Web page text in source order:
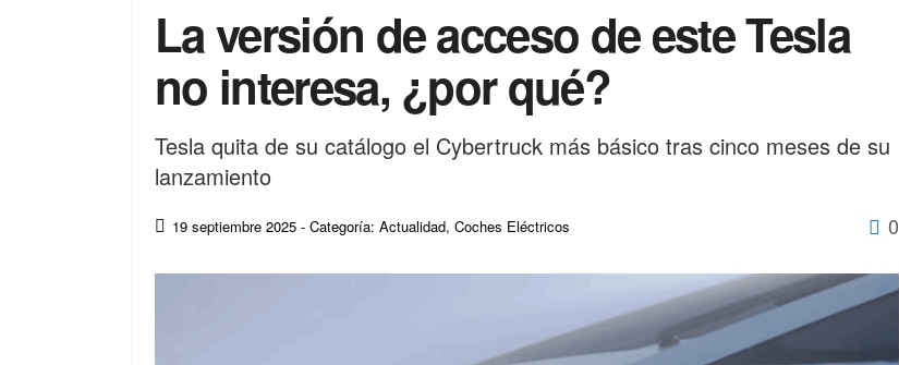
La versión de acceso de este Tesla
no interesa, ¿por qué?
Tesla quita de su catálogo el Cybertruck más básico tras cinco meses de su
lanzamiento
19 septiembre 2025 - Categoría: Actualidad, Coches Eléctricos 0